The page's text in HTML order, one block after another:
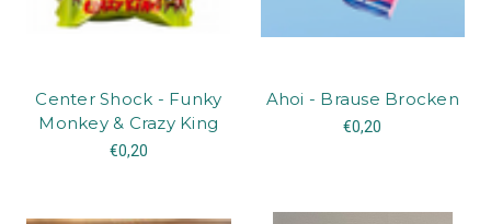
Center Shock - Funky
Monkey & Crazy King
€0,20
Ahoi - Brause Brocken
€0,20